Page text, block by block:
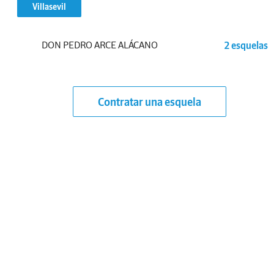
Villasevil
DON PEDRO ARCE ALÁCANO 2 esquelas
Contratar una esquela